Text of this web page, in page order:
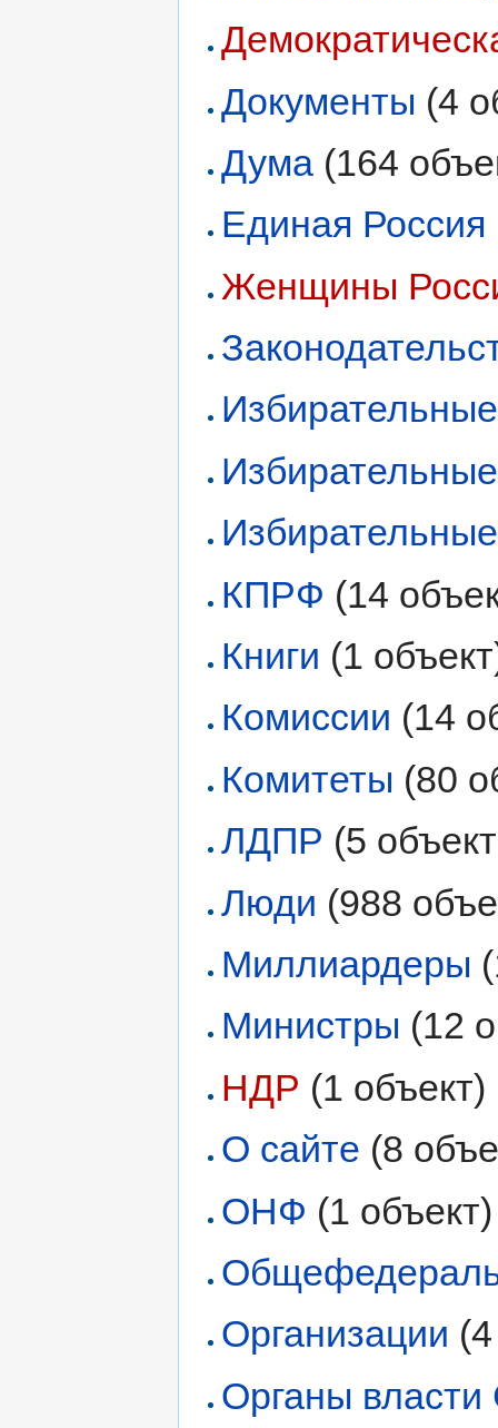
Документы (4
Дума (164
Единая Россия
Женщины
КПРФ (14
Книги (1
Комиссии (14
Комитеты (80
ЛДПР (5
Люди (988
Миллиардеры
Министры (12
НДР ‏‎ (1 объект)
О сайте (8
ОНФ ‏‎ (1 объект)
Организации
Органы